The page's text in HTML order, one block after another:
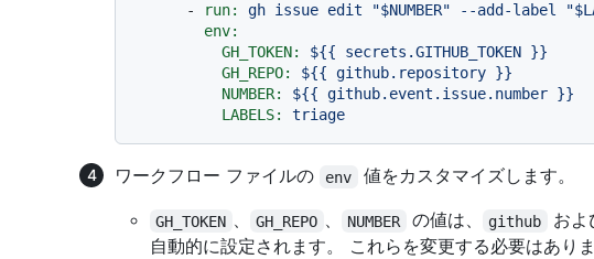
-
run: gh issue edit "$NUMBER" --add-label
env:
GH_TOKEN:
${{ secrets.GITHUB_TOKEN }}
GH_REPO:
${{ github.repository }}
NUMBER:
${{ github.event.issue.number }}
LABELS:
triage
ワークフロー ファイルの env 値をカスタマイズします。
GH_TOKEN 、 GH_REPO 、 NUMBER の値は、 github およ
自動的に設定されます。 これらを変更する必要はありま